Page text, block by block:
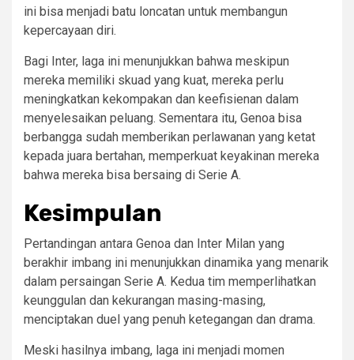
ini bisa menjadi batu loncatan untuk membangun
kepercayaan diri.
Bagi Inter, laga ini menunjukkan bahwa meskipun
mereka memiliki skuad yang kuat, mereka perlu
meningkatkan kekompakan dan keefisienan dalam
menyelesaikan peluang. Sementara itu, Genoa bisa
berbangga sudah memberikan perlawanan yang ketat
kepada juara bertahan, memperkuat keyakinan mereka
bahwa mereka bisa bersaing di Serie A.
Kesimpulan
Pertandingan antara Genoa dan Inter Milan yang
berakhir imbang ini menunjukkan dinamika yang menarik
dalam persaingan Serie A. Kedua tim memperlihatkan
keunggulan dan kekurangan masing-masing,
menciptakan duel yang penuh ketegangan dan drama.
Meski hasilnya imbang, laga ini menjadi momen